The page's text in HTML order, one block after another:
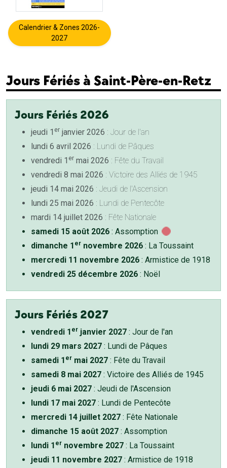
Calendrier & Zones 2026-
2027
Jours Fériés à Saint-Père-en-Retz
Jours Fériés 2026
jeudi 1 er janvier 2026 : Jour de l'an
lundi 6 avril 2026 : Lundi de Pâques
vendredi 1 er mai 2026 : Fête du Travail
vendredi 8 mai 2026 : Victoire des Alliés de 1945
jeudi 14 mai 2026 : Jeudi de l'Ascension
lundi 25 mai 2026 : Lundi de Pentecôte
mardi 14 juillet 2026 : Fête Nationale
samedi 15 août 2026 : Assomption
dimanche 1 er novembre 2026 : La Toussaint
mercredi 11 novembre 2026 : Armistice de 1918
vendredi 25 décembre 2026 : Noël
Jours Fériés 2027
vendredi 1 er janvier 2027 : Jour de l'an
lundi 29 mars 2027 : Lundi de Pâques
samedi 1 er mai 2027 : Fête du Travail
samedi 8 mai 2027 : Victoire des Alliés de 1945
jeudi 6 mai 2027 : Jeudi de l'Ascension
lundi 17 mai 2027 : Lundi de Pentecôte
mercredi 14 juillet 2027 : Fête Nationale
dimanche 15 août 2027 : Assomption
lundi 1 er novembre 2027 : La Toussaint
jeudi 11 novembre 2027 : Armistice de 1918